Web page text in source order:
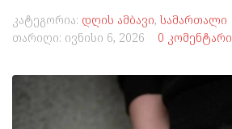
კატეგორია: დღის ამბავი, სამართალი
თარიღი: ივნისი 6, 2026 0 კომენტარი